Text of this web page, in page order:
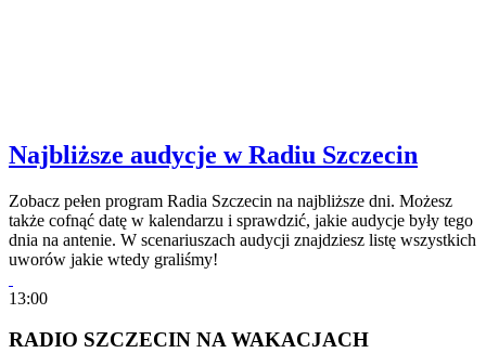
Najbliższe audycje w Radiu Szczecin
Zobacz pełen program Radia Szczecin na najbliższe dni. Możesz
także cofnąć datę w kalendarzu i sprawdzić, jakie audycje były tego
dnia na antenie. W scenariuszach audycji znajdziesz listę wszystkich
uworów jakie wtedy graliśmy!
13:00
RADIO SZCZECIN NA WAKACJACH